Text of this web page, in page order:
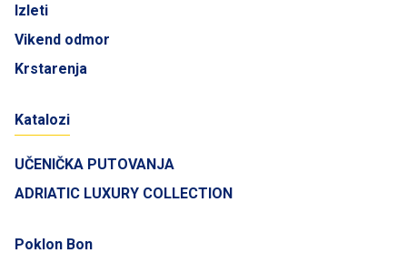
Izleti
Vikend odmor
Krstarenja
Katalozi
UČENIČKA PUTOVANJA
ADRIATIC LUXURY COLLECTION
Poklon Bon